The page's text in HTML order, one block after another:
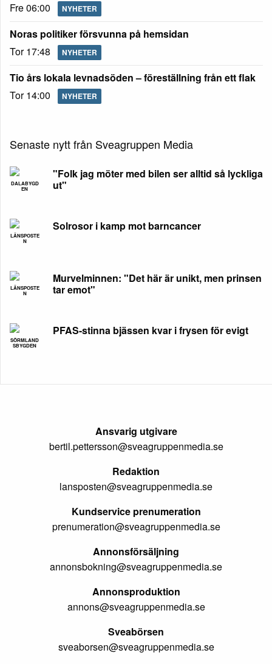
Fre 06:00
NYHETER
Noras politiker försvunna på hemsidan
Tor 17:48
NYHETER
Tio års lokala levnadsöden – föreställning från ett flak
Tor 14:00
NYHETER
Senaste nytt från Sveagruppen Media
DALABYGD
EN
"Folk jag möter med bilen ser alltid så lyckliga
ut"
LÄNSPOSTE
N
Solrosor i kamp mot barncancer
LÄNSPOSTE
N
Murvelminnen: "Det här är unikt, men prinsen
tar emot"
SÖRMLAND
SBYGDEN
PFAS-stinna bjässen kvar i frysen för evigt
Ansvarig utgivare
bertil.pettersson@sveagruppenmedia.se
Redaktion
lansposten@sveagruppenmedia.se
Kundservice prenumeration
prenumeration@sveagruppenmedia.se
Annonsförsäljning
annonsbokning@sveagruppenmedia.se
Annonsproduktion
annons@sveagruppenmedia.se
Sveabörsen
sveaborsen@sveagruppenmedia.se